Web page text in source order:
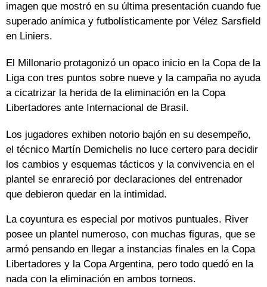
imagen que mostró en su última presentación cuando fue
superado anímica y futbolísticamente por Vélez Sarsfield
en Liniers.
El Millonario protagonizó un opaco inicio en la Copa de la
Liga con tres puntos sobre nueve y la campaña no ayuda
a cicatrizar la herida de la eliminación en la Copa
Libertadores ante Internacional de Brasil.
Los jugadores exhiben notorio bajón en su desempeño,
el técnico Martín Demichelis no luce certero para decidir
los cambios y esquemas tácticos y la convivencia en el
plantel se enrareció por declaraciones del entrenador
que debieron quedar en la intimidad.
La coyuntura es especial por motivos puntuales. River
posee un plantel numeroso, con muchas figuras, que se
armó pensando en llegar a instancias finales en la Copa
Libertadores y la Copa Argentina, pero todo quedó en la
nada con la eliminación en ambos torneos.